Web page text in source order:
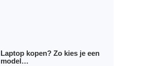
Laptop kopen? Zo kies je een
model…